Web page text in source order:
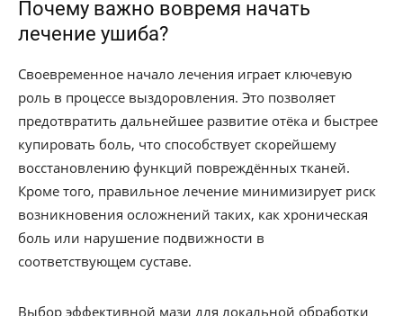
Почему важно вовремя начать
лечение ушиба?
Своевременное начало лечения играет ключевую
роль в процессе выздоровления. Это позволяет
предотвратить дальнейшее развитие отёка и быстрее
купировать боль, что способствует скорейшему
восстановлению функций повреждённых тканей.
Кроме того, правильное лечение минимизирует риск
возникновения осложнений таких, как хроническая
боль или нарушение подвижности в
соответствующем суставе.
Выбор эффективной мази для локальной обработки